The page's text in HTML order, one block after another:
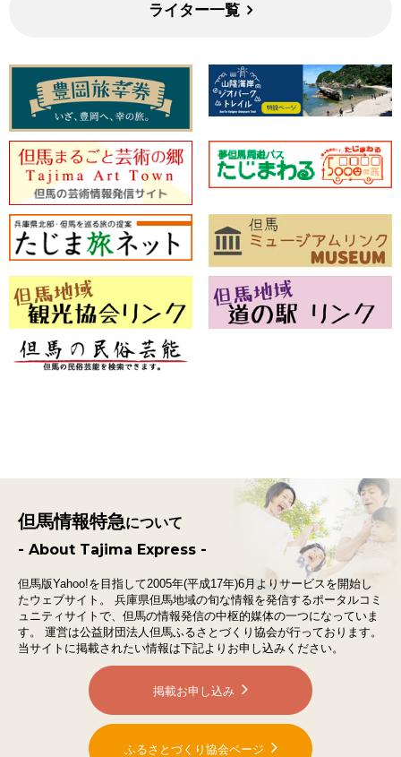
ライター一覧
但馬情報特急について
- About Tajima Express -
但馬版Yahoo!を目指して2005年(平成17年)6月よりサービスを開始し
たウェブサイト。
兵庫県但馬地域の旬な情報を発信するポータルコミ
ュニティサイトで、 但馬の情報発信の中枢的媒体の一つになっていま
す。
運営は公益財団法人但馬ふるさとづくり協会が行っております。
当サイトに掲載されたい情報は下記よりお申し込みください。
掲載お申し込み
ふるさとづくり協会ページ